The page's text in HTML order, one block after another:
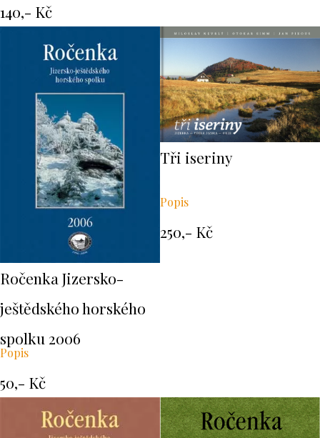
140,- Kč
Ročenka Jizersko-
ještědského horského
spolku 2006
Popis
50,- Kč
Tři iseriny
Popis
250,- Kč